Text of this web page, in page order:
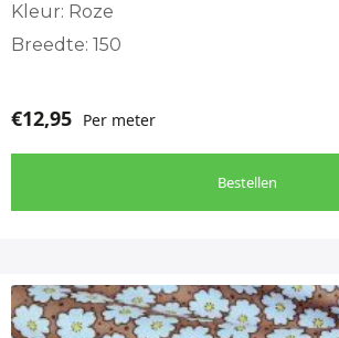
Kleur: Roze
Breedte: 150
€12,95 Per meter
Bestellen